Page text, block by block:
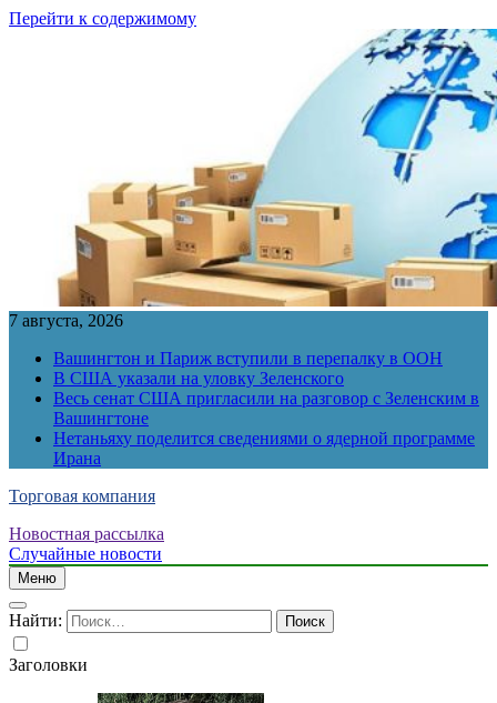
Перейти к содержимому
7 августа, 2026
Вашингтон и Париж вступили в перепалку в ООН
В США указали на уловку Зеленского
Весь сенат США пригласили на разговор с Зеленским в
Вашингтоне
Нетаньяху поделится сведениями о ядерной программе
Ирана
Торговая компания
Новостная рассылка
Случайные новости
Меню
Найти:
Заголовки